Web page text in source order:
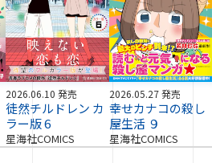
2026.06.10 発売
徒然チルドレン カ
ラー版 6
星海社COMICS
2026.05.27 発売
幸せカナコの殺し
屋生活 ９
星海社COMICS